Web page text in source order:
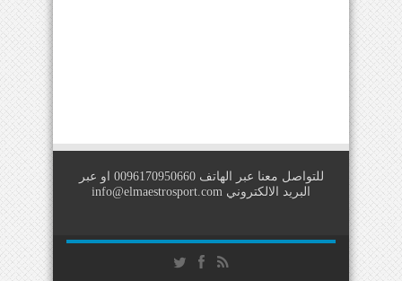
للتواصل معنا عبر الهاتف 0096170950660 او عبر
IIS For E-Solutions